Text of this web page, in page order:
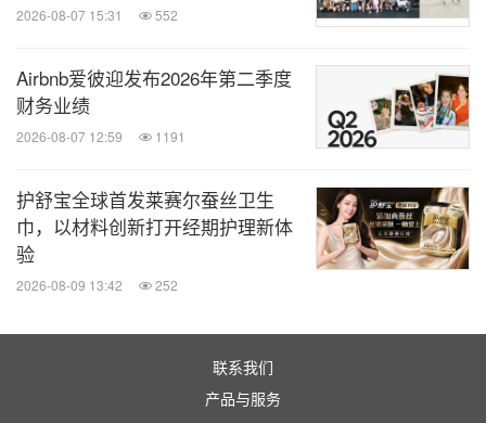
2026-08-07 15:31 552
Airbnb爱彼迎发布2026年第二季度
财务业绩
2026-08-07 12:59 1191
护舒宝全球首发莱赛尔蚕丝卫生
巾，以材料创新打开经期护理新体
验
2026-08-09 13:42 252
联系我们
产品与服务